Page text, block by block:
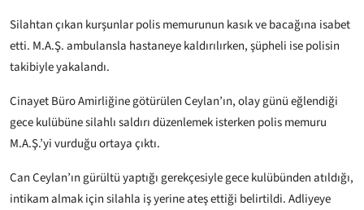
Silahtan çıkan kurşunlar polis memurunun kasık ve bacağına isabet
etti. M.A.Ş. ambulansla hastaneye kaldırılırken, şüpheli ise polisin
takibiyle yakalandı.
Cinayet Büro Amirliğine götürülen Ceylan’ın, olay günü eğlendiği
gece kulübüne silahlı saldırı düzenlemek isterken polis memuru
M.A.Ş.’yi vurduğu ortaya çıktı.
Can Ceylan’ın gürültü yaptığı gerekçesiyle gece kulübünden atıldığı,
intikam almak için silahla iş yerine ateş ettiği belirtildi. Adliyeye